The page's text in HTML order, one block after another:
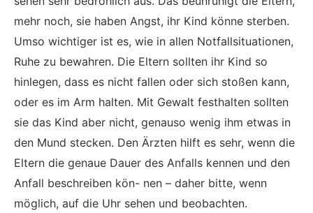
mehr noch, sie haben Angst, ihr Kind könne sterben.
Umso wichtiger ist es, wie in allen Notfallsituationen,
Ruhe zu bewahren. Die Eltern sollten ihr Kind so
hinlegen, dass es nicht fallen oder sich stoßen kann,
oder es im Arm halten. Mit Gewalt festhalten sollten
sie das Kind aber nicht, genauso wenig ihm etwas in
den Mund stecken. Den Ärzten hilft es sehr, wenn die
Eltern die genaue Dauer des Anfalls kennen und den
Anfall beschreiben kön- nen – daher bitte, wenn
möglich, auf die Uhr sehen und beobachten.